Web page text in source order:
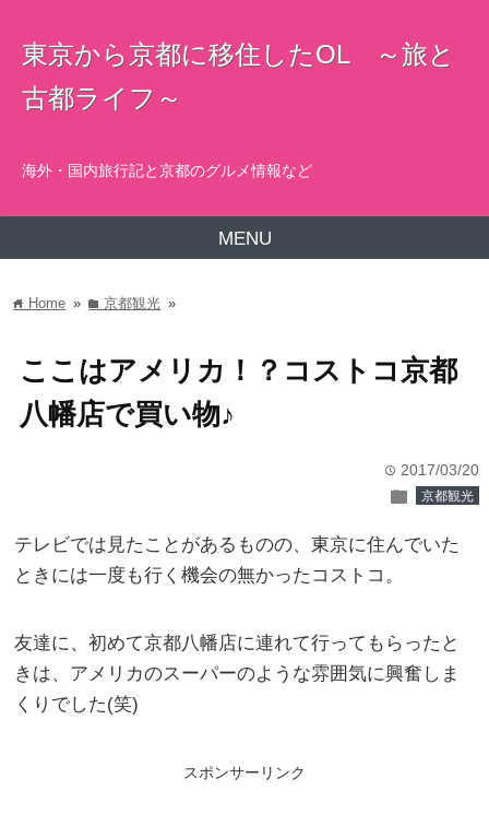
東京から京都に移住したOL ～旅と
古都ライフ～
海外・国内旅行記と京都のグルメ情報など
MENU
home Home » folder京都観光 »
ここはアメリカ！？コストコ京都
八幡店で買い物♪
time 2017/03/20
folder 京都観光
テレビでは見たことがあるものの、東京に住んでいた
ときには一度も行く機会の無かったコストコ。
友達に、初めて京都八幡店に連れて行ってもらったと
きは、アメリカのスーパーのような雰囲気に興奮しま
くりでした(笑)
スポンサーリンク